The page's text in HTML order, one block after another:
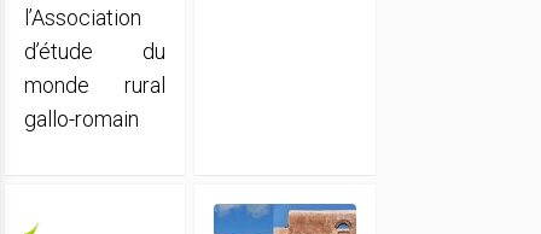
l’Association
d’étude du
monde rural
gallo-romain